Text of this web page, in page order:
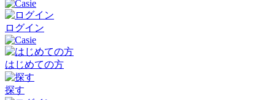
ログイン
はじめての方
探す